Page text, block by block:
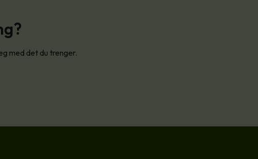
med det du trenger.